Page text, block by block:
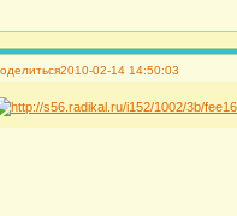
2010-02-14 14:50:03